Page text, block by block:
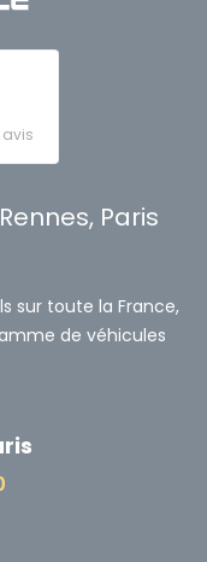
avis
Paris
sur toute la France,
de véhicules